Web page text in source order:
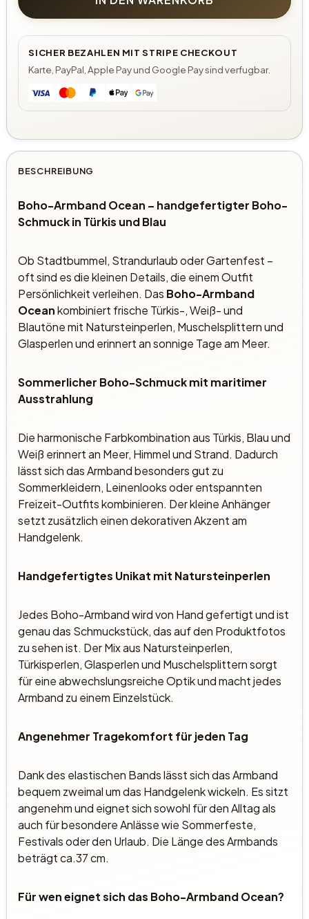
SICHER BEZAHLEN MIT STRIPE CHECKOUT
Karte, PayPal, Apple Pay und Google Pay sind verfugbar.
BESCHREIBUNG
Boho-Armband Ocean – handgefertigter Boho-
Schmuck in Türkis und Blau
Ob Stadtbummel, Strandurlaub oder Gartenfest –
oft sind es die kleinen Details, die einem Outfit
Persönlichkeit verleihen. Das Boho-Armband
Oceankombiniert frische Türkis-, Weiß- und
Blautöne mit Natursteinperlen, Muschelsplittern und
Glasperlen und erinnert an sonnige Tage am Meer.
Sommerlicher Boho-Schmuck mit maritimer
Ausstrahlung
Die harmonische Farbkombination aus Türkis, Blau und
Weiß erinnert an Meer, Himmel und Strand. Dadurch
lässt sich das Armband besonders gut zu
Sommerkleidern, Leinenlooks oder entspannten
Freizeit-Outfits kombinieren. Der kleine Anhänger
setzt zusätzlich einen dekorativen Akzent am
Handgelenk.
Handgefertigtes Unikat mit Natursteinperlen
Jedes Boho-Armband wird von Hand gefertigt und ist
genau das Schmuckstück, das auf den Produktfotos
zu sehen ist. Der Mix aus Natursteinperlen,
Türkisperlen, Glasperlen und Muschelsplittern sorgt
für eine abwechslungsreiche Optik und macht jedes
Armband zu einem Einzelstück.
Angenehmer Tragekomfort für jeden Tag
Dank des elastischen Bands lässt sich das Armband
bequem zweimal um das Handgelenk wickeln. Es sitzt
angenehm und eignet sich sowohl für den Alltag als
auch für besondere Anlässe wie Sommerfeste,
Festivals oder den Urlaub. Die Länge des Armbands
beträgt ca.37 cm.
Für wen eignet sich das Boho-Armband Ocean?